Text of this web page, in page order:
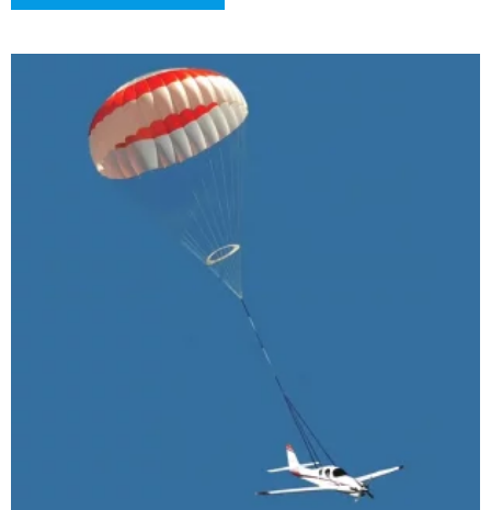
rápida y confiable del paracaídas durante emergencias.
Soporta tanto la activación manual para el control del piloto
como el despliegue automático mediante integración con
los sistemas de control de vuelo.